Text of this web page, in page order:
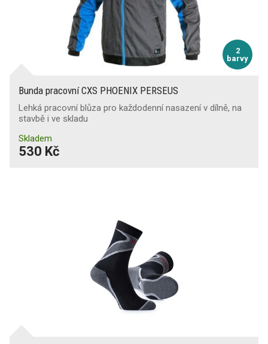
2
barvy
Bunda pracovní CXS PHOENIX PERSEUS
Lehká pracovní blůza pro každodenní nasazení v dílně, na
stavbě i ve skladu
Skladem
530 Kč